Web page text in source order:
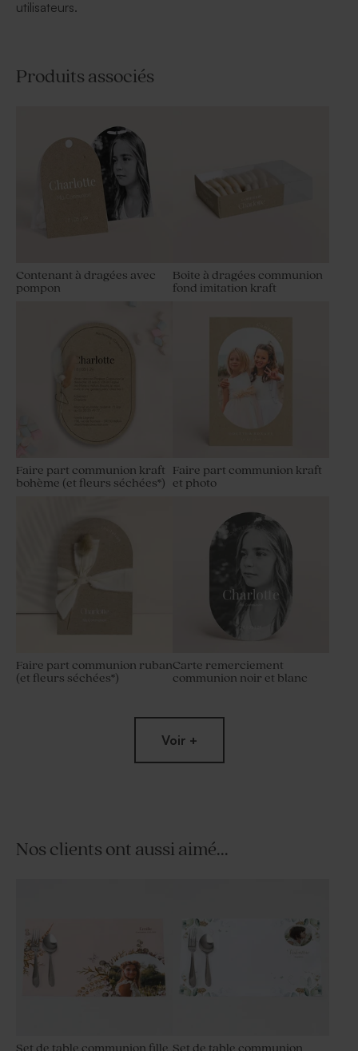
utilisateurs.
Produits associés
Contenant à dragées avec
pompon
Boite à dragées communion
fond imitation kraft
Faire part communion kraft
bohème (et fleurs séchées*)
Faire part communion kraft
et photo
Faire part communion ruban
(et fleurs séchées*)
Carte remerciement
communion noir et blanc
Voir +
Nos clients ont aussi aimé...